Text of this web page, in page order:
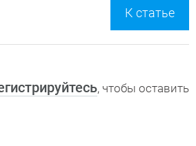
К статье
, чтобы оставить